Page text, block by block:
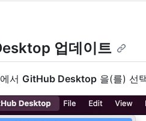
업데이트
서 GitHub Desktop 을(를) 선